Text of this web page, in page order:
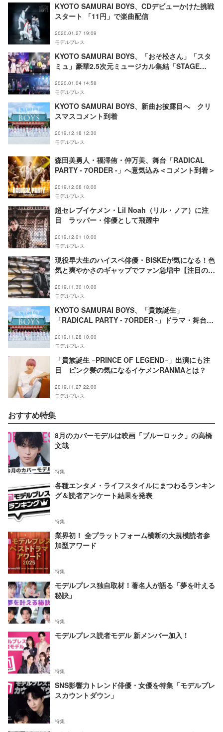
KYOTO SAMURAI BOYS、CDデビューかけた挑戦
スタート 「11円」で楽曲配信
2020.01.27 19:09
モデルプレス
KYOTO SAMURAI BOYS、「おそ松さん」「スタ
ミュ」豪華2.5次元ミュージカル集結「STAGE
2020.01.04 14:58
モデルプレス
KYOTO SAMURAI BOYS、新曲お披露目へ クリ
スマスコメント到着
2019.12.18 12:30
モデルプレス
森田美勇人・福澤侑・仲万美、舞台「RADICAL
PARTY - 7ORDER -」へ意気込み＜コメント到着＞
2019.12.08 18:00
モデルプレス
超セレブイケメン・Lil Noah（リル・ノア）に注
目 ラッパー・俳優として飛躍中
2019.12.01 10:00
モデルプレス
現役早大生のハイスペ俳優・BISKEが気になる！色
気と爽やかさのギャップでファン急増中【注目の人
2019.11.30 10:00
モデルプレス
KYOTO SAMURAI BOYS、「貴族誕生」
「RADICAL PARTY - 7ORDER -」ドラマ・舞台出
2019.11.28 10:00
モデルプレス
「貴族誕生 −PRINCE OF LEGEND−」出演にも注
目 ピンク髪の気になるイケメンRANMAとは？
2019.11.27 22:00
モデルプレス
おすすめ特集
8月のカバーモデルは映画「ブルーロック」の高橋
文哉
特集
各種エンタメ・ライフスタイルにまつわるランキン
グ＆読者アンケート結果を発表
特集
業界初！ 全プラットフォーム横断の大規模読者参
加型アワード
特集
モデルプレス独自取材！著名人が語る「夢を叶える
秘訣」
特集
モデルプレス読者モデル 新メンバー加入！
特集
SNS影響力トレンド俳優・女優を特集「モデルプレ
スカウントダウン」
特集